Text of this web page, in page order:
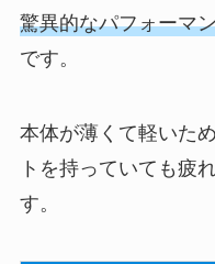
驚異的なパフォーマ
です。
本体が薄くて軽いた
トを持っていても疲
す。